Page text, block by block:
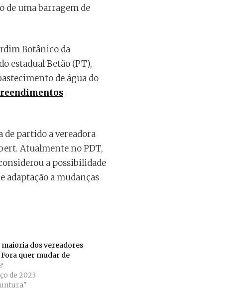
de uma barragem de
Botânico da
estadual Betão (PT),
de água do
de partido a vereadora
Atualmente no PDT,
a possibilidade
adaptação a mudanças
maioria dos vereadores
Fora quer mudar de
de 2023